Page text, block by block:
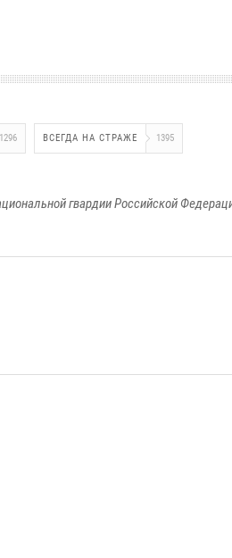
1296 ВСЕГДА НА СТРАЖЕ 1395
гвардии Российской